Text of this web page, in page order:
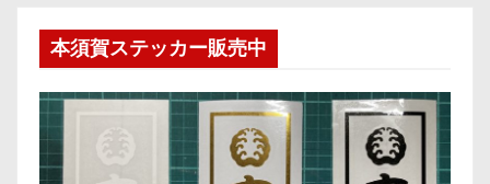
本須賀ステッカー販売中